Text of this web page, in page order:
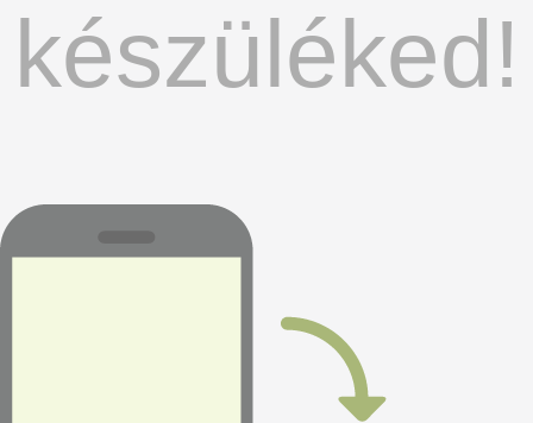
készüléked!